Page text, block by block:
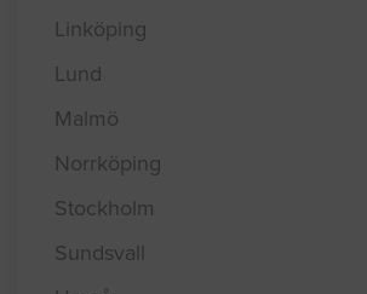
Linköping
Lund
Malmö
Norrköping
Stockholm
Sundsvall